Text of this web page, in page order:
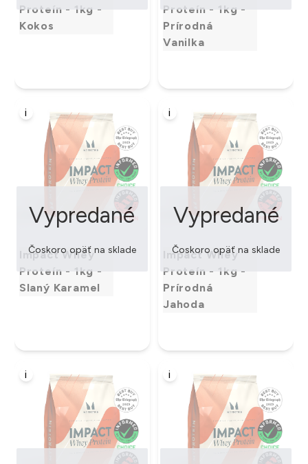
Proteín - 1kg -
Kokos
Proteín - 1kg -
Prírodná
Vanilka
i
Impact Whey
Proteín - 1kg -
Slaný Karamel
Vypredané
Čoskoro opäť na sklade
i
Impact Whey
Proteín - 1kg -
Prírodná
Jahoda
Vypredané
Čoskoro opäť na sklade
i i